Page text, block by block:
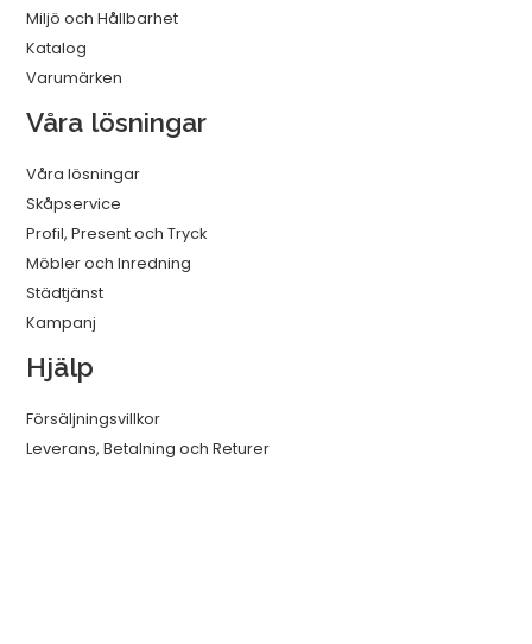
Miljö och Hållbarhet
Katalog
Varumärken
Våra lösningar
Våra lösningar
Skåpservice
Profil, Present och Tryck
Möbler och Inredning
Städtjänst
Kampanj
Hjälp
Försäljningsvillkor
Leverans, Betalning och Returer